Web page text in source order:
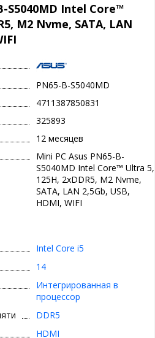
S5040MD Intel Core™
M2 Nvme, SATA, LAN
PN65-B-S5040MD
4711387850831
325893
12 месяцев
Mini PC Asus PN65-B-
S5040MD Intel Core™ Ultra 5,
125H, 2xDDR5, M2 Nvme,
SATA, LAN 2,5Gb, USB,
HDMI, WIFI
Intel Core i5
14
Интегрированная в
процессор
DDR5
HDMI